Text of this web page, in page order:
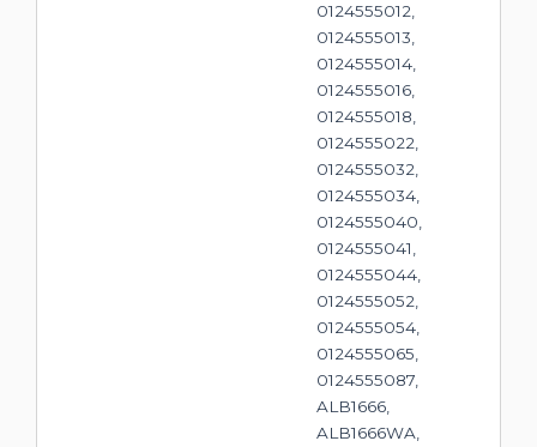
0124555012,
0124555013,
0124555014,
0124555016,
0124555018,
0124555022,
0124555032,
0124555034,
0124555040,
0124555041,
0124555044,
0124555052,
0124555054,
0124555065,
0124555087,
ALB1666,
ALB1666WA,